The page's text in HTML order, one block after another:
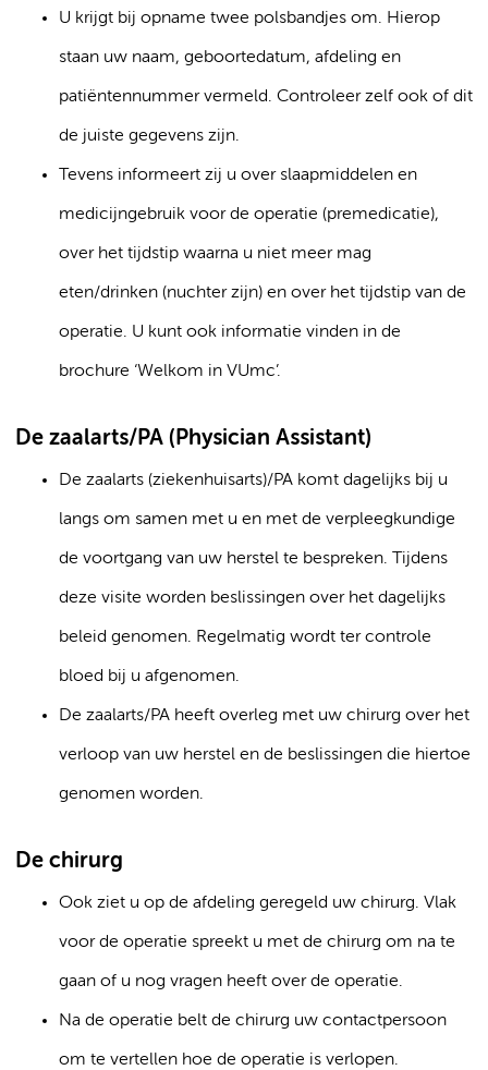
U krijgt bij opname twee polsbandjes om. Hierop
staan uw naam, geboortedatum, afdeling en
patiëntennummer vermeld. Controleer zelf ook of dit
de juiste gegevens zijn.
Tevens informeert zij u over slaapmiddelen en
medicijngebruik voor de operatie (premedicatie),
over het tijdstip waarna u niet meer mag
eten/drinken (nuchter zijn) en over het tijdstip van de
operatie. U kunt ook informatie vinden in de
brochure ‘Welkom in VUmc’.
De zaalarts/PA (Physician Assistant)
De zaalarts (ziekenhuisarts)/PA komt dagelijks bij u
langs om samen met u en met de verpleegkundige
de voortgang van uw herstel te bespreken. Tijdens
deze visite worden beslissingen over het dagelijks
beleid genomen. Regelmatig wordt ter controle
bloed bij u afgenomen.
De zaalarts/PA heeft overleg met uw chirurg over het
verloop van uw herstel en de beslissingen die hiertoe
genomen worden.
De chirurg
Ook ziet u op de afdeling geregeld uw chirurg. Vlak
voor de operatie spreekt u met de chirurg om na te
gaan of u nog vragen heeft over de operatie.
Na de operatie belt de chirurg uw contactpersoon
om te vertellen hoe de operatie is verlopen.